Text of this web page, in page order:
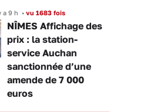
a 9 h • vu 1683 fois
NÎMES Affichage des
prix : la station-
service Auchan
sanctionnée d’une
amende de 7 000
euros